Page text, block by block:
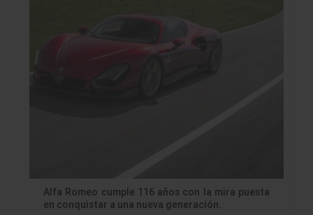
Alfa Romeo cumple 116 años con la mira puesta
en conquistar a una nueva generación.